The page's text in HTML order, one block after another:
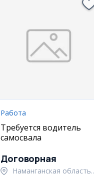
Работа
Требуется водитель
самосвала
Договорная
Наманганская область,